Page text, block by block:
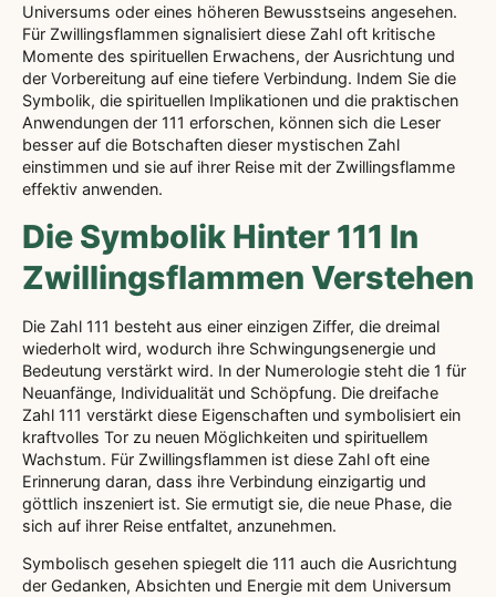
Universums oder eines höheren Bewusstseins angesehen.
Für Zwillingsflammen signalisiert diese Zahl oft kritische
Momente des spirituellen Erwachens, der Ausrichtung und
der Vorbereitung auf eine tiefere Verbindung. Indem Sie die
Symbolik, die spirituellen Implikationen und die praktischen
Anwendungen der 111 erforschen, können sich die Leser
besser auf die Botschaften dieser mystischen Zahl
einstimmen und sie auf ihrer Reise mit der Zwillingsflamme
effektiv anwenden.
Die Symbolik Hinter 111 In
Zwillingsflammen Verstehen
Die Zahl 111 besteht aus einer einzigen Ziffer, die dreimal
wiederholt wird, wodurch ihre Schwingungsenergie und
Bedeutung verstärkt wird. In der Numerologie steht die 1 für
Neuanfänge, Individualität und Schöpfung. Die dreifache
Zahl 111 verstärkt diese Eigenschaften und symbolisiert ein
kraftvolles Tor zu neuen Möglichkeiten und spirituellem
Wachstum. Für Zwillingsflammen ist diese Zahl oft eine
Erinnerung daran, dass ihre Verbindung einzigartig und
göttlich inszeniert ist. Sie ermutigt sie, die neue Phase, die
sich auf ihrer Reise entfaltet, anzunehmen.
Symbolisch gesehen spiegelt die 111 auch die Ausrichtung
der Gedanken, Absichten und Energie mit dem Universum